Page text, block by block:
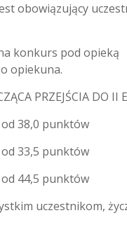
obowiązujący
konkurs pod opieką
opiekuna.
PRZEJŚCIA DO II
od 38,0 punktów
od 33,5 punktów
od 44,5 punktów
uczestnikom,